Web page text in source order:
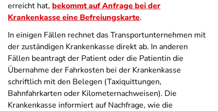
erreicht hat, bekommt auf Anfrage bei der
Krankenkasse eine Befreiungskarte.
In einigen Fällen rechnet das Transportunternehmen mit
der zuständigen Krankenkasse direkt ab. In anderen
Fällen beantragt der Patient oder die Patientin die
Übernahme der Fahrkosten bei der Krankenkasse
schriftlich mit den Belegen (Taxiquittungen,
Bahnfahrkarten oder Kilometernachweisen). Die
Krankenkasse informiert auf Nachfrage, wie die